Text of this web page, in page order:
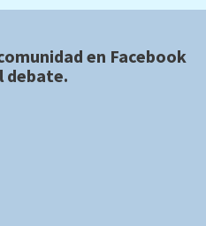
en Facebook
debate.